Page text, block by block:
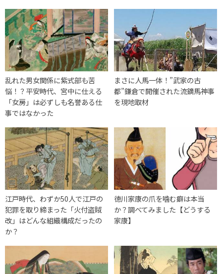
乱れた男女関係に紫式部も苦
悩！？平安時代、宮中に仕える
「女房」は必ずしも名誉ある仕
事ではなかった
まさに人馬一体！”武家の古
都”鎌倉で開催された流鏑馬神事
を現地取材
江戸時代、わずか50人で江戸の
犯罪を取り締まった「火付盗賊
改」はどんな組織構成だったの
か？
徳川家康の爪を噛む癖は本当
か？調べてみました【どうする
家康】